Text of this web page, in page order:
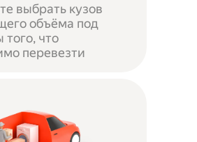
выбрать кузов
объёма под
того, что
перевезти